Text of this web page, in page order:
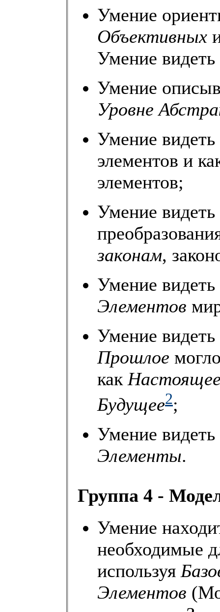
Умение
Объективных
Умение
Умение
Уровне
Умение видеть
элементов и
элементов;
Умение видеть
законам,
Умение видеть
Элементов
Умение видеть
Прошлое
как
Будущее2;
Умение видеть
Элементы.
Группа 4 -
Умение
необходимые
используя
Элементов